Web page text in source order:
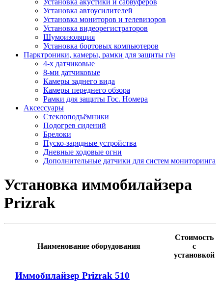
Установка автоусилителей
Установка мониторов и телевизоров
Установка видеорегистраторов
Шумоизоляция
Установка бортовых компьютеров
Парктроники, камеры, рамки для защиты г/н
4-х датчиковые
8-ми датчиковые
Камеры заднего вида
Камеры переднего обзора
Рамки для защиты Гос. Номера
Аксессуары
Стеклоподъёмники
Подогрев сидений
Брелоки
Пуско-зарядные устройства
Дневные ходовые огни
Дополнительные датчики для систем мониторинга
Установка иммобилайзера
Prizrak
Наименование оборудования
Стоимость
с
установкой
Иммобилайзер Prizrak 510